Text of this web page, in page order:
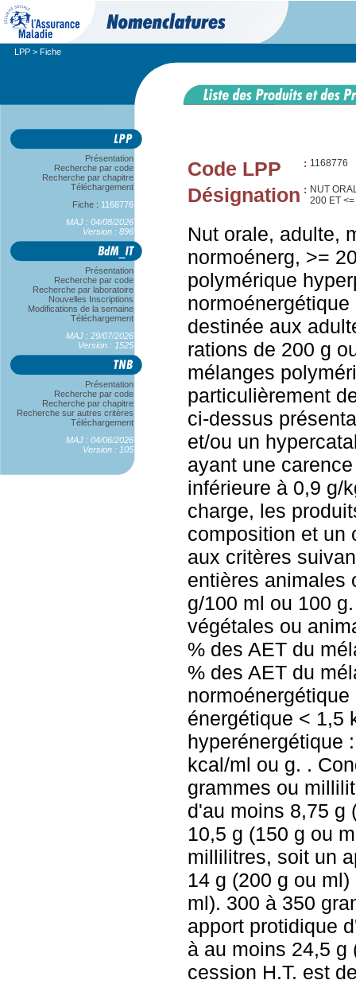
LPP > Fiche
Présentation
Recherche par code
Recherche par chapitre
Téléchargement
Fiche : 1168776
MAJ : 04/08/2026
Version : 896
Présentation
Recherche par code
Recherche par laboratoire
Nouvelles Inscriptions
Modifications de la semaine
Téléchargement
MAJ : 29/07/2026
Version : 1525
Présentation
Recherche par code
Recherche par chapitre
Recherche sur autres critères
Téléchargement
MAJ : 04/06/2026
Version : 105
Code LPP : 1168776
Désignation : NUT
200 ET
Nut orale, adulte,
normoénerg, >=
polymérique
destinée aux
rations de 200 g
mélanges
particulièrement
ci-dessus
et/ou un
ayant une
inférieure à 0,9 g/
charge, les
composition et un
aux critères
entières animales
g/100 ml ou 100
végétales ou
% des AET du
% des AET du
énergétique < 1,5
hyperénergétique
kcal/ml ou g. .
grammes ou
d'au moins 8,75 g
10,5 g (150 g ou
millilitres, soit un
14 g (200 g ou
ml). 300 à 350
apport protidique
à au moins 24,5 g
cession H.T. est